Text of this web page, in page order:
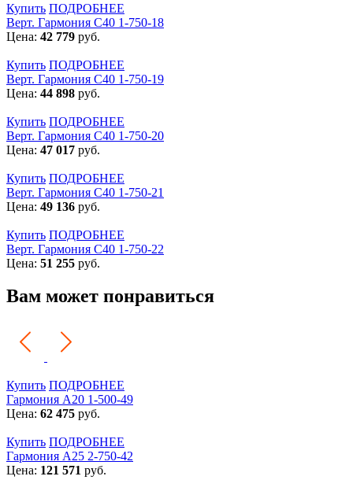
Купить ПОДРОБНЕЕ
Верт. Гармония С40 1-750-18
Цена: 42 779 руб.
Купить ПОДРОБНЕЕ
Верт. Гармония С40 1-750-19
Цена: 44 898 руб.
Купить ПОДРОБНЕЕ
Верт. Гармония С40 1-750-20
Цена: 47 017 руб.
Купить ПОДРОБНЕЕ
Верт. Гармония С40 1-750-21
Цена: 49 136 руб.
Купить ПОДРОБНЕЕ
Верт. Гармония С40 1-750-22
Цена: 51 255 руб.
Вам может понравиться
Купить ПОДРОБНЕЕ
Гармония А20 1-500-49
Цена: 62 475 руб.
Купить ПОДРОБНЕЕ
Гармония А25 2-750-42
Цена: 121 571 руб.